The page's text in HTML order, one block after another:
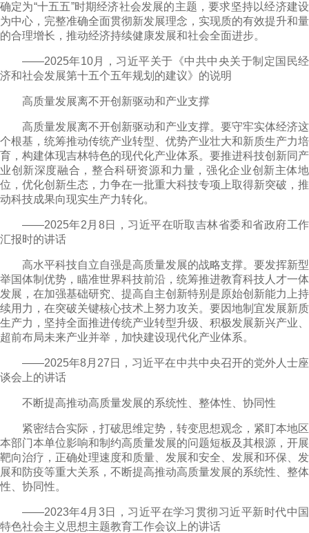
确定为“十五五”时期经济社会发展的主题，要求坚持以经济建设
为中心，完整准确全面贯彻新发展理念，实现质的有效提升和量
的合理增长，推动经济持续健康发展和社会全面进步。
——2025年10月，习近平关于《中共中央关于制定国民经
济和社会发展第十五个五年规划的建议》的说明
高质量发展离不开创新驱动和产业支撑
高质量发展离不开创新驱动和产业支撑。要守牢实体经济这
个根基，统筹推动传统产业转型、优势产业壮大和新质生产力培
育，构建体现吉林特色的现代化产业体系。要推进科技创新同产
业创新深度融合，整合科研资源和力量，强化企业创新主体地
位，优化创新生态，力争在一批重大科技专项上取得新突破，推
动科技成果向现实生产力转化。
——2025年2月8日，习近平在听取吉林省委和省政府工作
汇报时的讲话
高水平科技自立自强是高质量发展的战略支撑。要发挥新型
举国体制优势，瞄准世界科技前沿，统筹推进教育科技人才一体
发展，在加强基础研究、提高自主创新特别是原始创新能力上持
续用力，在突破关键核心技术上努力攻关。要因地制宜发展新质
生产力，坚持全面推进传统产业转型升级、积极发展新兴产业、
超前布局未来产业并举，加快建设现代化产业体系。
——2025年8月27日，习近平在中共中央召开的党外人士座
谈会上的讲话
不断提高推动高质量发展的系统性、整体性、协同性
紧密结合实际，打破思维定势，转变思想观念，紧盯本地区
本部门本单位影响和制约高质量发展的问题短板及其根源，开展
靶向治疗，正确处理速度和质量、发展和安全、发展和环保、发
展和防疫等重大关系，不断提高推动高质量发展的系统性、整体
性、协同性。
——2023年4月3日，习近平在学习贯彻习近平新时代中国
特色社会主义思想主题教育工作会议上的讲话